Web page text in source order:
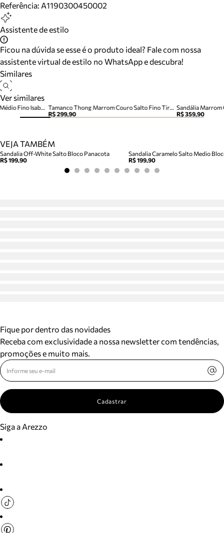
Referência: A1190300450002
Assistente de estilo
Ficou na dúvida se esse é o produto ideal? Fale com nossa
assistente virtual de estilo no WhatsApp e descubra!
Similares
Ver similares
Tamanco Thong Marrom Couro Salto Fino Tira Dedo
R$ 299,90
Sandália Marrom
R$ 359,90
Sandália Marrom Couro Salto Médio Fino Isabelli
VEJA TAMBÉM
Sandalia Off-White Salto Bloco Panacota
R$ 199,90
R$ 199,90
Fique por dentro das novidades
Receba com exclusividade a nossa newsletter com tendências,
promoções e muito mais.
Cadastrar
Siga a Arezzo